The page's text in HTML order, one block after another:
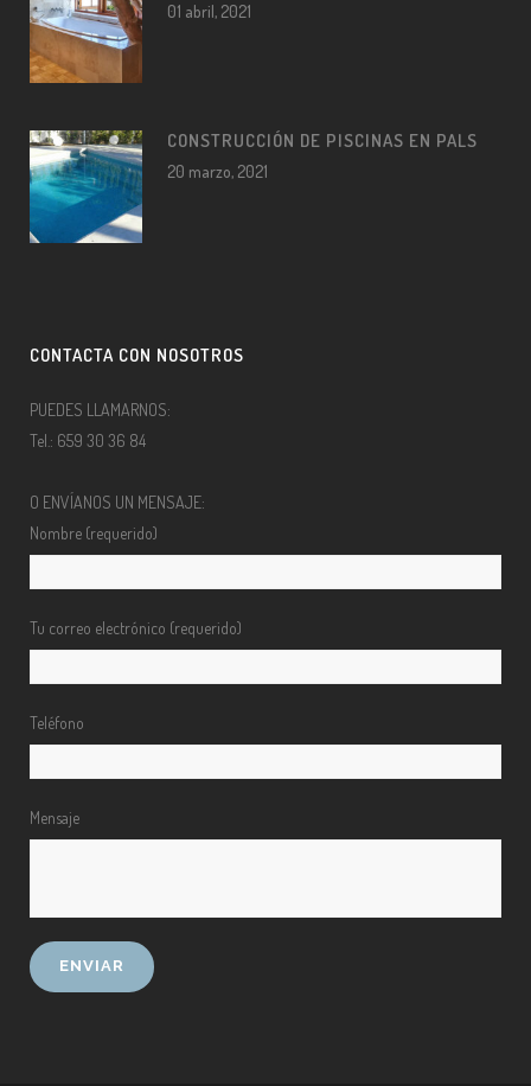
01 abril, 2021
CONSTRUCCIÓN DE PISCINAS EN PALS
20 marzo, 2021
CONTACTA CON NOSOTROS
PUEDES LLAMARNOS:
Tel.: 659 30 36 84
O ENVÍANOS UN MENSAJE:
Nombre (requerido)
Tu correo electrónico (requerido)
Teléfono
Mensaje